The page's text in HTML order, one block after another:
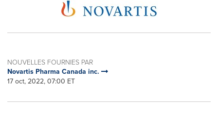
NOUVELLES FOURNIES PAR
Novartis Pharma Canada inc.
17 oct, 2022, 07:00 ET